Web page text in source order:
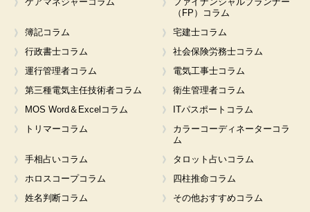
（FP）コラム
簿記コラム
宅建士コラム
行政書士コラム
社会保険労務士コラム
運行管理者コラム
電気工事士コラム
第三種電気主任技術者コラム
衛生管理者コラム
MOS Word＆Excelコラム
ITパスポートコラム
トリマーコラム
カラーコーディネーターコラ
ム
手相占いコラム
タロット占いコラム
ホロスコープコラム
四柱推命コラム
姓名判断コラム
その他おすすめコラム